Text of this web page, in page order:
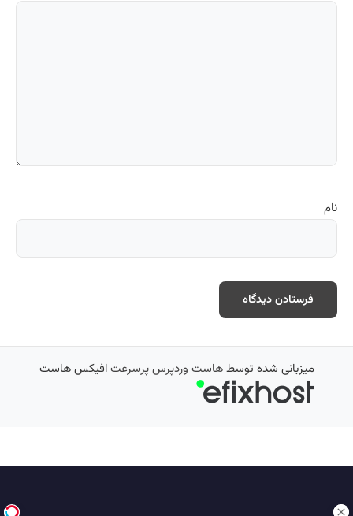
نام
میزبانی شده توسطهاست وردپرس پرسرعتافیکس هاست